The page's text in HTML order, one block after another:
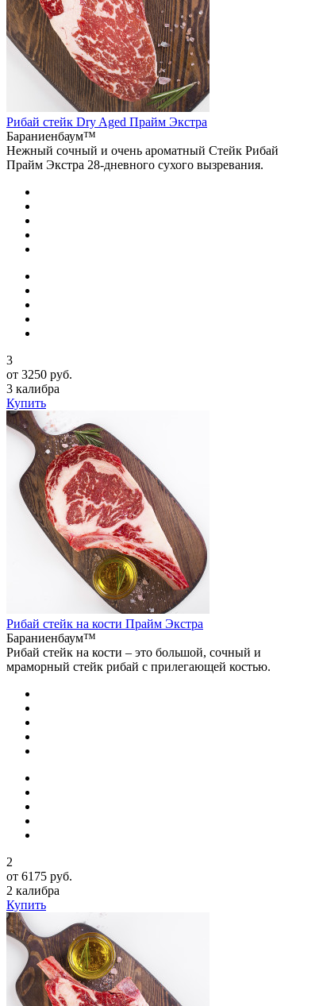
Рибай стейк Dry Aged Прайм Экстра
Бараниенбаум™
Нежный сочный и очень ароматный Стейк Рибай
Прайм Экстра 28-дневного сухого вызревания.
3
от 3250 руб.
3 калибра
Купить
Рибай стейк на кости Прайм Экстра
Бараниенбаум™
Рибай стейк на кости – это большой, сочный и
мраморный стейк рибай с прилегающей костью.
2
от 6175 руб.
2 калибра
Купить